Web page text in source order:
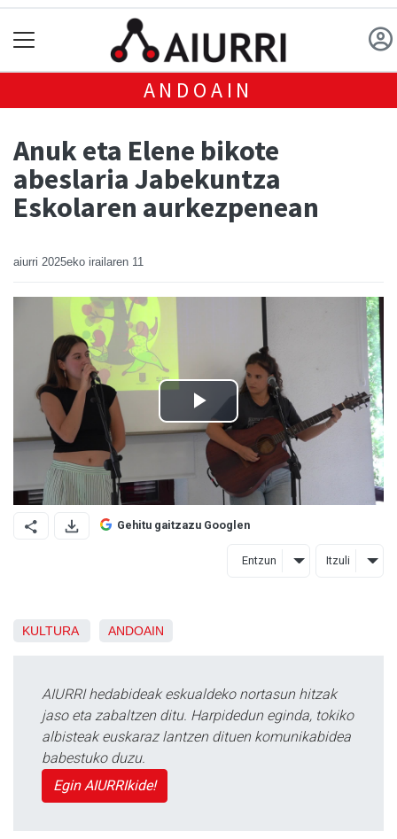
ANDOAIN
Anuk eta Elene bikote
abeslaria Jabekuntza
Eskolaren aurkezpenean
aiurri 2025eko irailaren 11
Gehitu gaitzazu Googlen
Entzun Itzuli
KULTURA ANDOAIN
AIURRI hedabideak eskualdeko nortasun hitzak
jaso eta zabaltzen ditu. Harpidedun eginda, tokiko
albisteak euskaraz lantzen dituen komunikabidea
babestuko duzu.
Egin AIURRIkide!